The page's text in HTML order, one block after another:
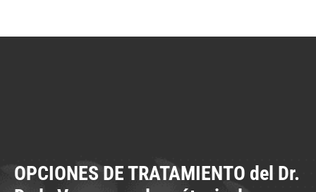
OPCIONES DE TRATAMIENTO del Dr.